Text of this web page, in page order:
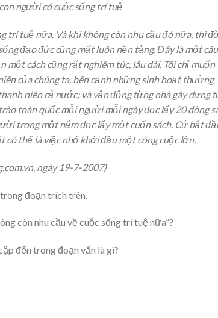
người có cuộc sống trí tuệ
trí tuệ nữa. Và khi không còn nhu cầu đó nữa, thì
đạo đức cũng mất luôn nền tảng. Đây là một câu
cách cũng rất nghiêm túc, lâu dài. Tôi chỉ
của chúng ta, bên cạnh những sinh hoạt thường
niên cả nước; và vận động từng nhà gây dựng
toàn quốc mỗi người mỗi ngày đọc lấy 20 dòng
trong một năm đọc lấy một cuốn sách. Cứ bắt
có thể là việc nhỏ khởi đầu một công cuộc lớn.
ngày 19-7-2007)
đoạn trích trên.
còn nhu cầu về cuộc sống trí tuệ nữa”?
đến trong đoạn văn là gì?